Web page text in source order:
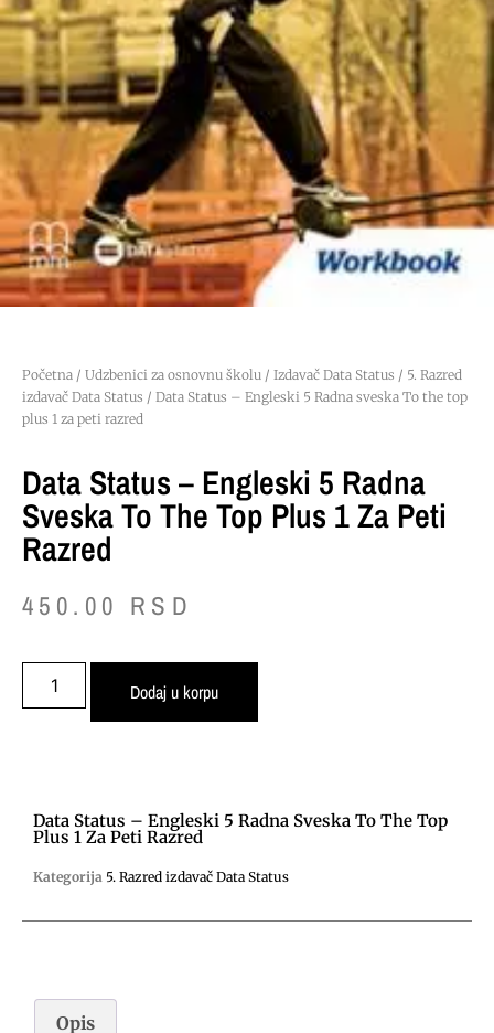
Početna / Udzbenici za osnovnu školu / Izdavač Data Status / 5. Razred
izdavač Data Status / Data Status – Engleski 5 Radna sveska To the top
plus 1 za peti razred
Data Status – Engleski 5 Radna
Sveska To The Top Plus 1 Za Peti
Razred
450.00 RSD
Dodaj u korpu
Data Status – Engleski 5 Radna Sveska To The Top
Plus 1 Za Peti Razred
Kategorija 5. Razred izdavač Data Status
Opis